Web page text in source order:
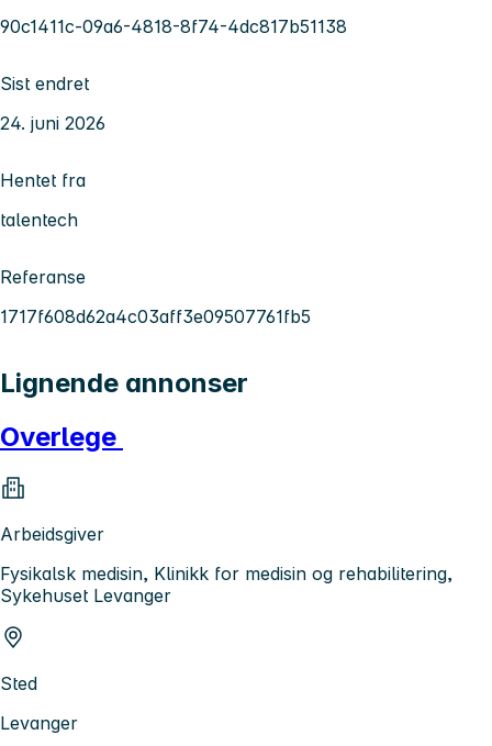
90c1411c-09a6-4818-8f74-4dc817b51138
Sist endret
24. juni 2026
Hentet fra
talentech
Referanse
1717f608d62a4c03aff3e09507761fb5
Lignende annonser
Overlege
Arbeidsgiver
Fysikalsk medisin, Klinikk for medisin og rehabilitering,
Sykehuset Levanger
Sted
Levanger